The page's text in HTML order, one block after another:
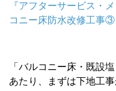
『アフターサービス・
コニー床防水改修工事③
「バルコニー床・既設
あたり、まずは下地工事